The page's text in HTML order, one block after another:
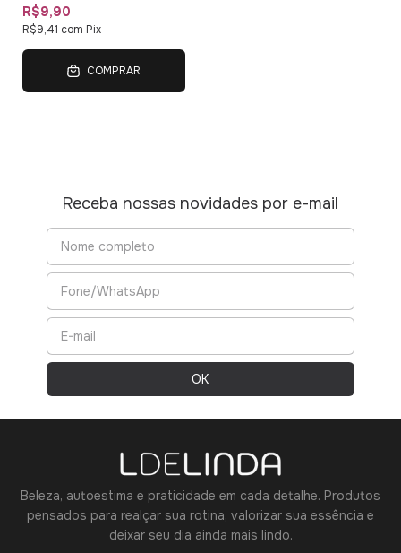
R$9,90
R$9,41 com Pix
COMPRAR
Receba nossas novidades por e-mail
Beleza, autoestima e praticidade em cada detalhe. Produtos
pensados para realçar sua rotina, valorizar sua essência e
deixar seu dia ainda mais lindo.